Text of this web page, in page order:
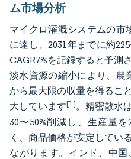
ム市場分析
マイクロ灌漑システムの市
に達し、2031年までに約
CAGR7%を記録すると予測
淡水資源の縮小により、農
から最大限の収量を得るこ
大しています[1]。精密散水
30〜50%削減し、生産量
く、商品価格が安定してい
ながります。インド、中